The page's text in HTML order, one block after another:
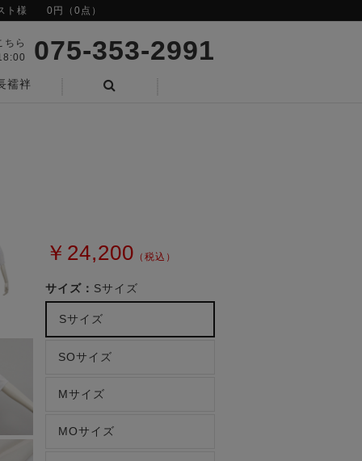
ト様 0円（0点）
ちら
075-353-2991
襦袢
￥24,200 （税込）
サイズ： Sサイズ
Sサイズ
SOサイズ
Mサイズ
MOサイズ